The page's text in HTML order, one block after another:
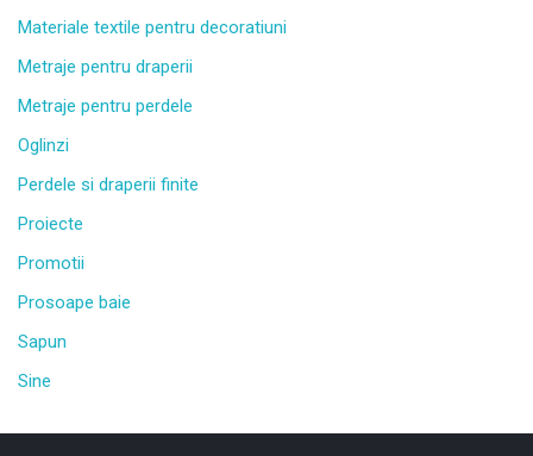
Materiale textile pentru decoratiuni
Metraje pentru draperii
Metraje pentru perdele
Oglinzi
Perdele si draperii finite
Proiecte
Promotii
Prosoape baie
Sapun
Sine